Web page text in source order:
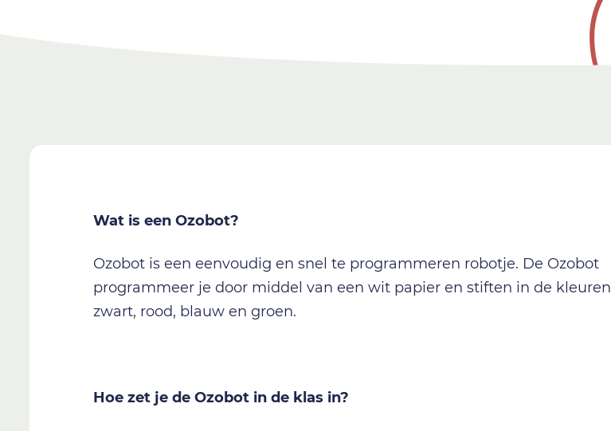
Wat is een Ozobot?
Ozobot is een eenvoudig en snel te programmeren robotje. De Ozobot
programmeer je door middel van een wit papier en stiften in de kleuren
zwart, rood, blauw en groen.
Hoe zet je de Ozobot in de klas in?